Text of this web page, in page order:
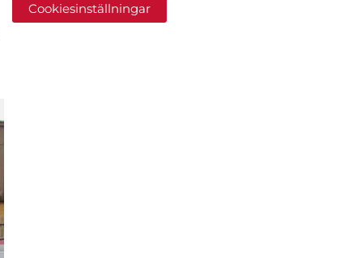
Cookiesinställningar